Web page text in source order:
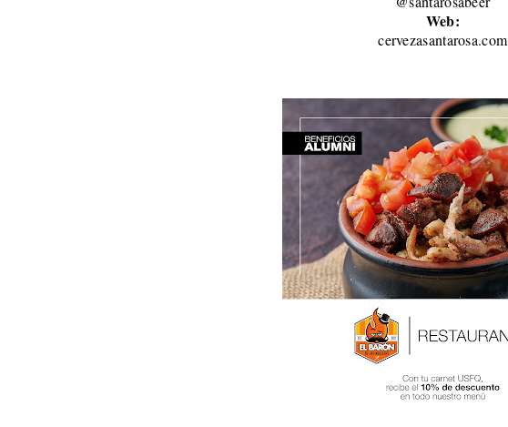
Web:
cervezasantarosa.com